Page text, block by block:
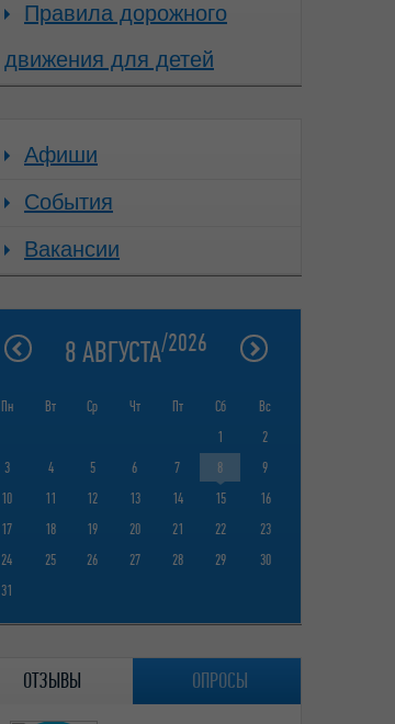
Смотреть
Правила дорожного
движения для детей
Афиши
События
Вакансии
8 АВГУСТА/2026
Пн Вт Ср Чт Пт Сб
Вс
1
2
3
4 5 6 7 8
9
10
11 12 13 14 15
16
17
18 19 20 21 22
23
24
25 26 27 28 29
30
31
ОТЗЫВЫ ОПРОСЫ